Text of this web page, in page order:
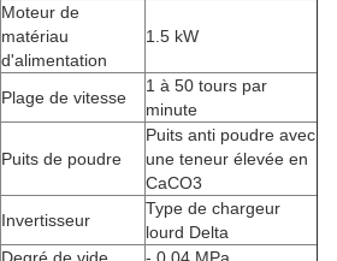
Moteur de
matériau
d'alimentation
1.5 kW
Plage de vitesse
1 à 50 tours par
minute
Puits de poudre
Puits anti poudre avec
une teneur élevée en
CaCO3
Invertisseur
Type de chargeur
lourd Delta